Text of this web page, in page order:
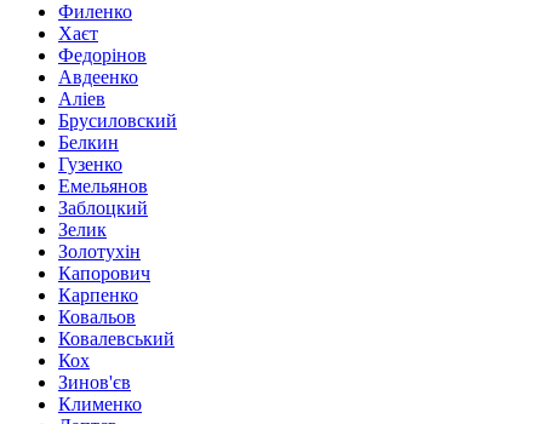
Филенко
Хаєт
Федорінов
Авдеенко
Аліев
Брусиловский
Белкин
Гузенко
Емельянов
Заблоцкий
Зелик
Золотухін
Капорович
Карпенко
Ковальов
Ковалевський
Кох
Зинов'єв
Клименко